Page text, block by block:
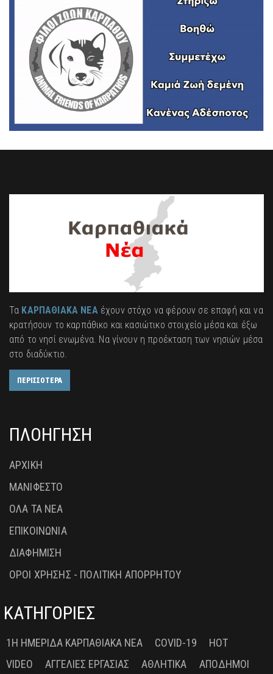
Τα ΚΑΡΠΑΘΙΑΚΑ ΝΕΑέχουν στόχο να φέρουν σε επαφή και να
κρατήσουν το καρπάθικο και κασιώτικο στοιχείο μέσα και έξω
από το νησί ενωμένα. Να γίνουν η προέκταση των νησιών μέσα
στο διαδύκτιο.
ΠΕΡΙΣΣΟΤΕΡΑ
ΠΛΟΗΓΗΣΗ
ΑΡΧΙΚΗ
ΜΑΝΙΦΕΣΤΟ
ΟΛΑ ΤΑ ΝΕΑ
ΕΠΙΚΟΙΝΩΝΙΑ
ΔΙΑΦΗΜΙΣΗ
ΟΡΟΙ ΧΡΗΣΗΣ - ΠΟΛΙΤΙΚΗ ΑΠΟΡΡΗΤΟΥ
ΚΑΤΗΓΟΡΙΕΣ
1Η ΗΜΕΡΊΔΑ ΚΑΡΠΑΘΙΑΚΆ ΝΈΑ COVID-19
HOT
VIDEO
ΑΓΓΕΛΊΕΣ ΕΡΓΑΣΊΑΣ ΑΘΛΗΤΙΚΆ ΑΠΌΔΗΜΟΙ